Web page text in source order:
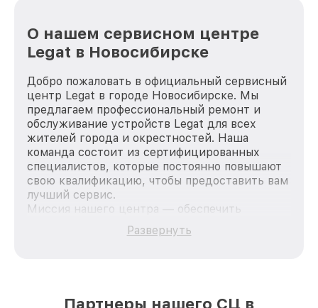
О нашем сервисном центре
Legat в Новосибирске
Добро пожаловать в официальный сервисный
центр Legat в городе Новосибирске. Мы
предлагаем профессиональный ремонт и
обслуживание устройств Legat для всех
жителей города и окрестностей. Наша
команда состоит из сертифицированных
специалистов, которые постоянно повышают
свою квалификацию, чтобы предоставить вам
лучший сервис.
Миссия нашего центра — обеспечить
качественный и доступный ремонт для
каждого пользователя продукции Legat, вне
Развернуть
Партнеры нашего СЦ в